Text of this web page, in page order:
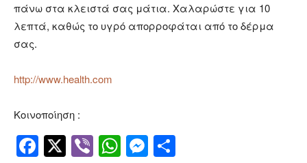
πάνω στα κλειστά σας μάτια. Χαλαρώστε για 10
λεπτά, καθώς το υγρό απορροφάται από το δέρμα
σας.
http://www.health.com
Κοινοποίηση :
Facebook
Twitter
ViberWhatsApp
Messenger